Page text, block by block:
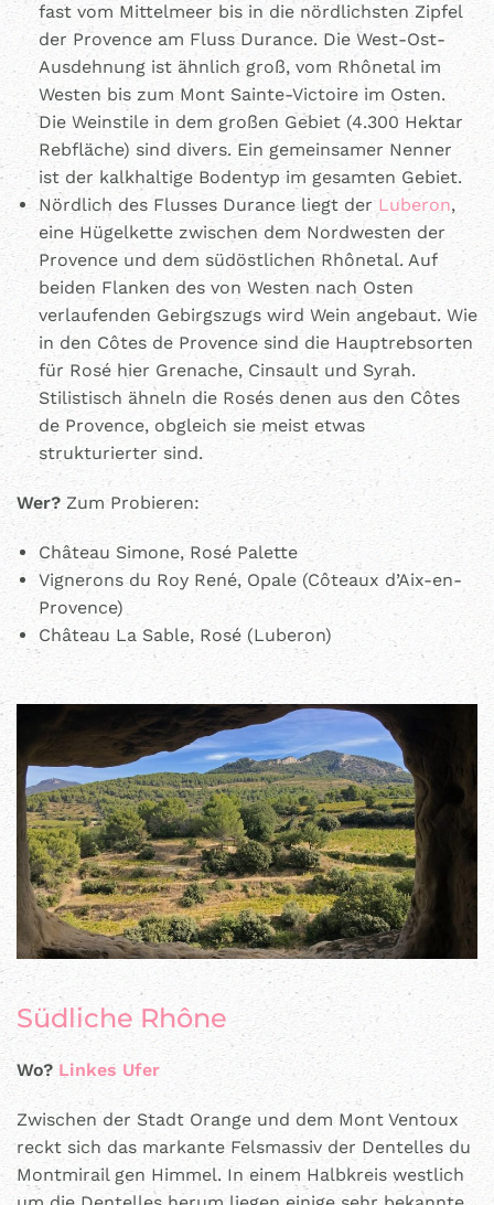
fast vom Mittelmeer bis in die nördlichsten Zipfel
der Provence am Fluss Durance. Die West-Ost-
Ausdehnung ist ähnlich groß, vom Rhônetal im
Westen bis zum Mont Sainte-Victoire im Osten.
Die Weinstile in dem großen Gebiet (4.300 Hektar
Rebfläche) sind divers. Ein gemeinsamer Nenner
ist der kalkhaltige Bodentyp im gesamten Gebiet.
Nördlich des Flusses Durance liegt der Luberon,
eine Hügelkette zwischen dem Nordwesten der
Provence und dem südöstlichen Rhônetal. Auf
beiden Flanken des von Westen nach Osten
verlaufenden Gebirgszugs wird Wein angebaut. Wie
in den Côtes de Provence sind die Hauptrebsorten
für Rosé hier Grenache, Cinsault und Syrah.
Stilistisch ähneln die Rosés denen aus den Côtes
de Provence, obgleich sie meist etwas
strukturierter sind.
Wer? Zum Probieren:
Château Simone, Rosé Palette
Vignerons du Roy René, Opale (Côteaux d’Aix-en-
Provence)
Château La Sable, Rosé (Luberon)
Südliche Rhône
Wo? Linkes Ufer
Zwischen der Stadt Orange und dem Mont Ventoux
reckt sich das markante Felsmassiv der Dentelles du
Montmirail gen Himmel. In einem Halbkreis westlich